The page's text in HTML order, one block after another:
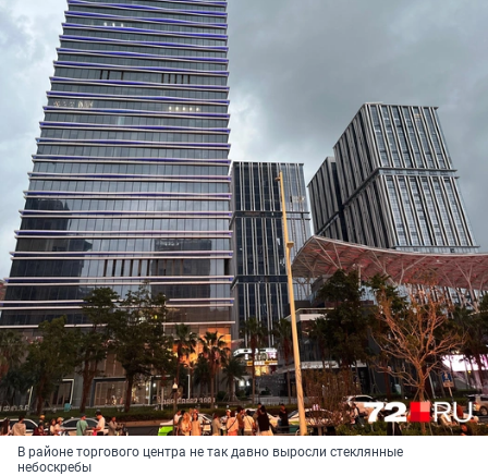
В районе торгового центра не так давно выросли стеклянные
небоскребы